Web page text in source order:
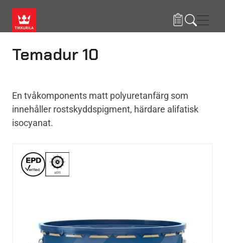
Temadur 10
En tvåkomponents matt polyuretanfärg som
innehåller rostskyddspigment, härdare alifatisk
isocyanat.